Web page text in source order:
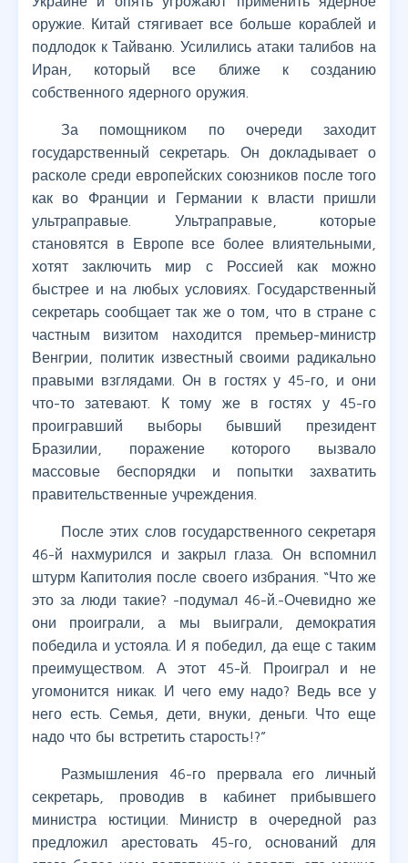
оружие. Китай стягивает все больше кораблей и
подлодок к Тайваню. Усилились атаки талибов на
Иран, который все ближе к созданию
собственного ядерного оружия.
За помощником по очереди заходит
государственный секретарь. Он докладывает о
расколе среди европейских союзников после того
как во Франции и Германии к власти пришли
ультраправые. Ультраправые, которые
становятся в Европе все более влиятельными,
хотят заключить мир с Россией как можно
быстрее и на любых условиях. Государственный
секретарь сообщает так же о том, что в стране с
частным визитом находится премьер-министр
Венгрии, политик известный своими радикально
правыми взглядами. Он в гостях у 45-го, и они
что-то затевают. К тому же в гостях у 45-го
проигравший выборы бывший президент
Бразилии, поражение которого вызвало
массовые беспорядки и попытки захватить
правительственные учреждения.
После этих слов государственного секретаря
46-й нахмурился и закрыл глаза. Он вспомнил
штурм Капитолия после своего избрания. “Что же
это за люди такие? -подумал 46-й.-Очевидно же
они проиграли, а мы выиграли, демократия
победила и устояла. И я победил, да еще с таким
преимуществом. А этот 45-й. Проиграл и не
угомонится никак. И чего ему надо? Ведь все у
него есть. Семья, дети, внуки, деньги. Что еще
надо что бы встретить старость!?”
Размышления 46-го прервала его личный
секретарь, проводив в кабинет прибывшего
министра юстиции. Министр в очередной раз
предложил арестовать 45-го, оснований для